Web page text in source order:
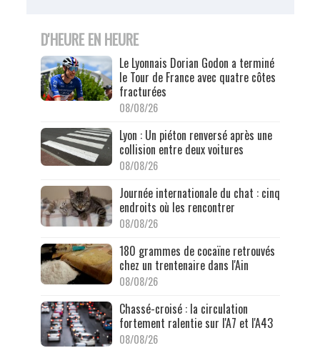
D'HEURE EN HEURE
Le Lyonnais Dorian Godon a terminé
le Tour de France avec quatre côtes
fracturées
08/08/26
Lyon : Un piéton renversé après une
collision entre deux voitures
08/08/26
Journée internationale du chat : cinq
endroits où les rencontrer
08/08/26
180 grammes de cocaïne retrouvés
chez un trentenaire dans l'Ain
08/08/26
Chassé-croisé : la circulation
fortement ralentie sur l'A7 et l'A43
08/08/26